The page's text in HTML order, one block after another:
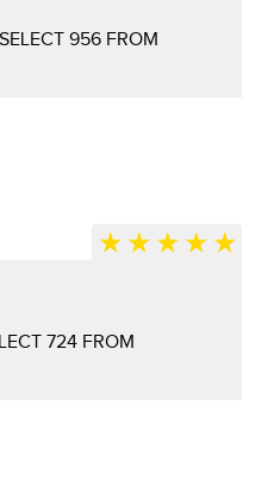
956 FROM
724 FROM